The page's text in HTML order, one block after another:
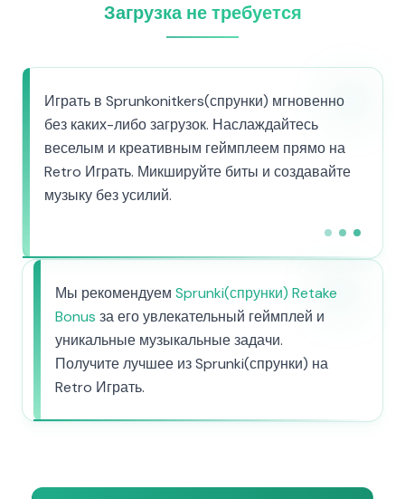
Загрузка не требуется
Играть в Sprunkonitkers(спрунки) мгновенно
без каких-либо загрузок. Наслаждайтесь
веселым и креативным геймплеем прямо на
Retro Играть. Микшируйте биты и создавайте
музыку без усилий.
Мы рекомендуем Sprunki(спрунки) Retake
Bonus за его увлекательный геймплей и
уникальные музыкальные задачи.
Получите лучшее из Sprunki(спрунки) на
Retro Играть.